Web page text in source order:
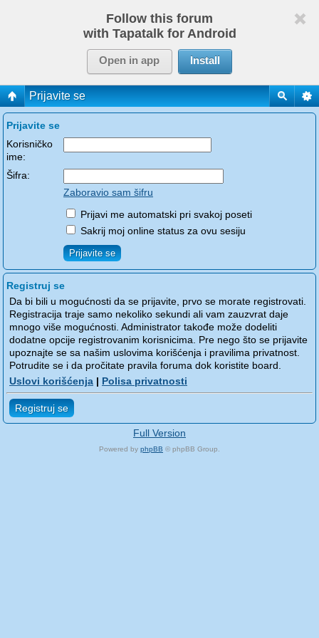
Follow this forum
with Tapatalk for Android
Open in app Install
Prijavite se
Prijavite se
Korisničko
ime:
Šifra:
Zaboravio sam šifru
Prijavi me automatski pri svakoj poseti
Sakrij moj online status za ovu sesiju
Registruj se
Da bi bili u mogućnosti da se prijavite, prvo se morate registrovati.
Registracija traje samo nekoliko sekundi ali vam zauzvrat daje
mnogo više mogućnosti. Administrator takođe može dodeliti
dodatne opcije registrovanim korisnicima. Pre nego što se prijavite
upoznajte se sa našim uslovima korišćenja i pravilima privatnost.
Potrudite se i da pročitate pravila foruma dok koristite board.
Uslovi korišćenja | Polisa privatnosti
Registruj se
Full Version
Powered by phpBB © phpBB Group.